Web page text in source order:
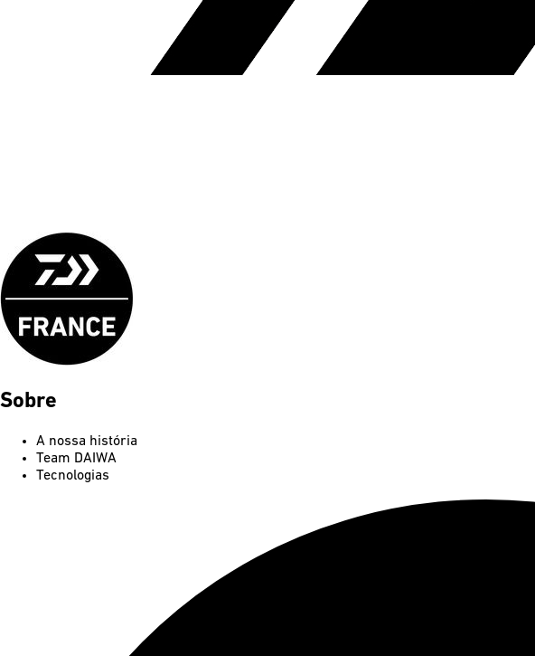
Sobre
A nossa história
Team DAIWA
Tecnologias